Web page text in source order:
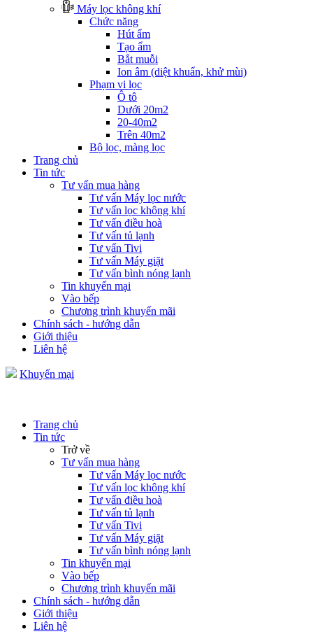
Máy lọc không khí
Chức năng
Hút ẩm
Tạo ẩm
Bắt muỗi
Ion âm (diệt khuẩn, khử mùi)
Phạm vi lọc
Ô tô
Dưới 20m2
20-40m2
Trên 40m2
Bộ lọc, màng lọc
Trang chủ
Tin tức
Tư vấn mua hàng
Tư vấn Máy lọc nước
Tư vấn lọc không khí
Tư vấn điều hoà
Tư vấn tủ lạnh
Tư vấn Tivi
Tư vấn Máy giặt
Tư vấn bình nóng lạnh
Tin khuyến mại
Vào bếp
Chương trình khuyến mãi
Chính sách - hướng dẫn
Giới thiệu
Liên hệ
Khuyến mại
Trang chủ
Tin tức
Trở về
Tư vấn mua hàng
Tư vấn Máy lọc nước
Tư vấn lọc không khí
Tư vấn điều hoà
Tư vấn tủ lạnh
Tư vấn Tivi
Tư vấn Máy giặt
Tư vấn bình nóng lạnh
Tin khuyến mại
Vào bếp
Chương trình khuyến mãi
Chính sách - hướng dẫn
Giới thiệu
Liên hệ